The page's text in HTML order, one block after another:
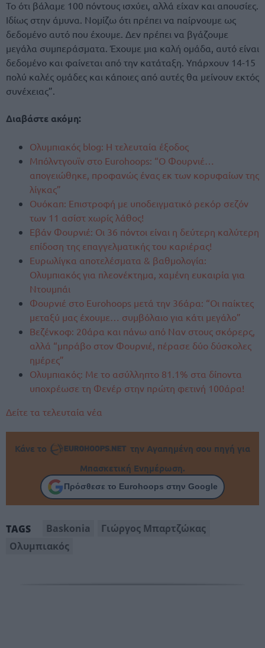
Το ότι βάλαμε 100 πόντους ισχύει, αλλά είχαν και απουσίες.
Ιδίως στην άμυνα. Νομίζω ότι πρέπει να παίρνουμε ως
δεδομένο αυτό που έχουμε. Δεν πρέπει να βγάζουμε
μεγάλα συμπεράσματα. Έχουμε μια καλή ομάδα, αυτό είναι
δεδομένο και φαίνεται από την κατάταξη. Υπάρχουν 14-15
πολύ καλές ομάδες και κάποιες από αυτές θα μείνουν εκτός
συνέχειας”.
Διαβάστε ακόμη:
Ολυμπιακός blog: Η τελευταία έξοδος
Μπόλντγουϊν στο Eurohoops: “Ο Φουρνιέ…
απογειώθηκε, προφανώς ένας εκ των κορυφαίων της
λίγκας”
Ουόκαπ: Επιστροφή με υποδειγματικό ρεκόρ σεζόν
των 11 ασίστ χωρίς λάθος!
Εβάν Φουρνιέ: Οι 36 πόντοι είναι η δεύτερη καλύτερη
επίδοση της επαγγελματικής του καριέρας!
Ευρωλίγκα αποτελέσματα & βαθμολογία:
Ολυμπιακός για πλεονέκτημα, χαμένη ευκαιρία για
Ντουμπάι
Φουρνιέ στο Eurohoops μετά την 36άρα: “Οι παίκτες
μεταξύ μας έχουμε… συμβόλαιο για κάτι μεγάλο”
Βεζένκοφ: 20άρα και πάνω από Ναν στους σκόρερς,
αλλά “μπράβο στον Φουρνιέ, πέρασε δύο δύσκολες
ημέρες”
Ολυμπιακός: Με το ασύλληπτο 81.1% στα δίποντα
υποχρέωσε τη Φενέρ στην πρώτη φετινή 100άρα!
Δείτε τα τελευταία νέα
Κάνε το
την Αγαπημένη σου πηγή για
Μπασκετική Ενημέρωση.
Πρόσθεσε το Eurohoops στην Google
TAGS Baskonia
Γιώργος Μπαρτζώκας
Ολυμπιακός